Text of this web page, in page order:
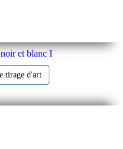
et blanc I
tirage d'art